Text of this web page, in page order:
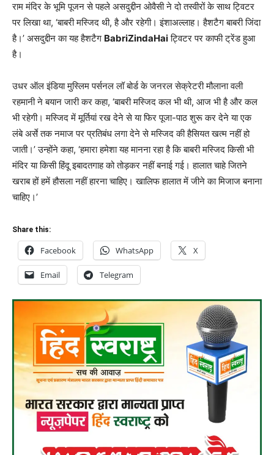
राम मंदिर के भूमि पूजन से पहले असदुद्दीन ओवैसी ने दो तस्वीरों के साथ ट्विटर
पर लिखा था, ‘बाबरी मस्जिद थी, है और रहेगी। इंशाअल्लाह। हैशटैग बाबरी जिंदा
है।’ असदुद्दीन का यह हैशटैग BabriZindaHaiट्विटर पर काफी ट्रेंड हुआ
है।
उधर ऑल इंडिया मुस्लिम पर्सनल लॉ बोर्ड के जनरल सेक्रेटरी मौलाना वली
रहमानी ने बयान जारी कर कहा, ‘बाबरी मस्जिद कल भी थी, आज भी है और कल
भी रहेगी। मस्जिद में मूर्तियां रख देने से या फिर पूजा-पाठ शुरू कर देने या एक
लंबे अर्से तक नमाज पर प्रतिबंध लगा देने से मस्जिद की हैसियत खत्म नहीं हो
जाती।’ उन्होंने कहा, ‘हमारा हमेशा यह मानना रहा है कि बाबरी मस्जिद किसी भी
मंदिर या किसी हिंदू इबादतगाह को तोड़कर नहीं बनाई गई। हालात चाहे जितने
खराब हों हमें हौसला नहीं हारना चाहिए। खालिफ हालात में जीने का मिजाज बनाना
चाहिए।’
Share this:
Facebook WhatsApp X
Email Telegram